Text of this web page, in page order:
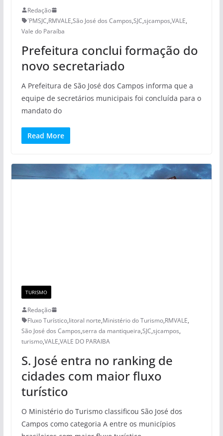
Redação
´PMSJC,RMVALE,São José dos Campos,SJC,sjcampos,VALE,
Vale do Paraíba
Prefeitura conclui formação do
novo secretariado
A Prefeitura de São José dos Campos informa que a
equipe de secretários municipais foi concluída para o
mandato do
Read More
TURISMO
Redação
Fluxo Turístico,litoral norte,Ministério do Turismo,RMVALE,
São José dos Campos,serra da mantiqueira,SJC,sjcampos,
turismo,VALE,VALE DO PARAIBA
S. José entra no ranking de
cidades com maior fluxo
turístico
O Ministério do Turismo classificou São José dos
Campos como categoria A entre os municípios